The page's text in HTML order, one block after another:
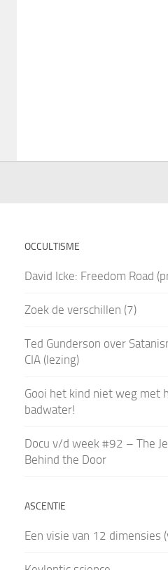
OCCULTISME
David Icke: Freedom Road
Zoek de verschillen (7)
Ted Gunderson over
CIA (lezing)
Gooi het kind niet weg met
badwater!
Docu v/d week #92 – The
Behind the Door
ASCENTIE
Een visie van 12 dimensies